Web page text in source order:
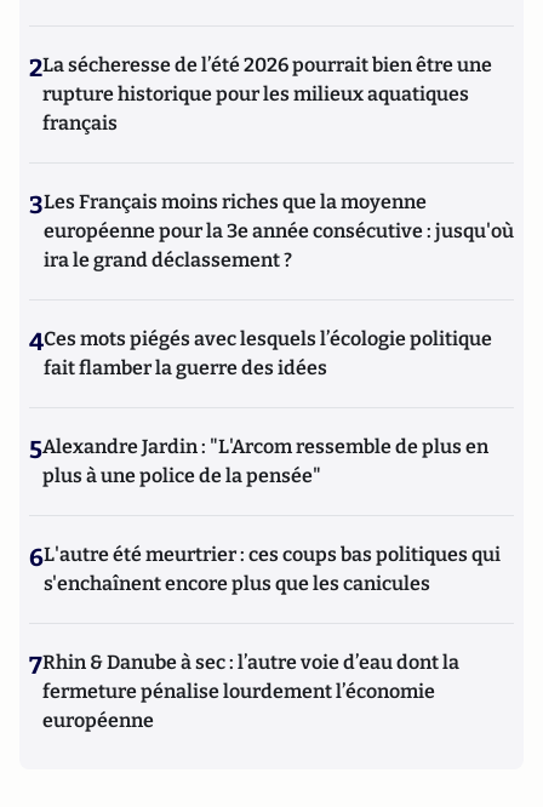
2La sécheresse de l’été 2026 pourrait bien être une
rupture historique pour les milieux aquatiques
français
3Les Français moins riches que la moyenne
européenne pour la 3e année consécutive : jusqu'où
ira le grand déclassement ?
4Ces mots piégés avec lesquels l’écologie politique
fait flamber la guerre des idées
5Alexandre Jardin : "L'Arcom ressemble de plus en
plus à une police de la pensée"
6L'autre été meurtrier : ces coups bas politiques qui
s'enchaînent encore plus que les canicules
7Rhin & Danube à sec : l’autre voie d’eau dont la
fermeture pénalise lourdement l’économie
européenne